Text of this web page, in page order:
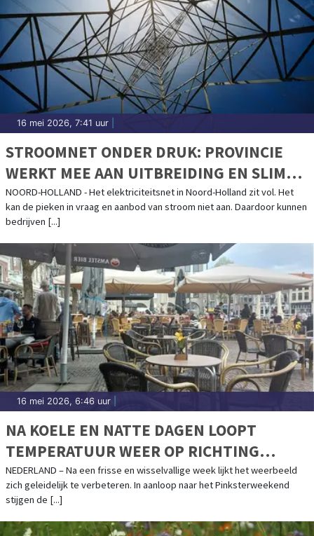
16 mei 2026, 7:41 uur
STROOMNET ONDER DRUK: PROVINCIE
WERKT MEE AAN UITBREIDING EN SLIM
GEBRUIK
NOORD-HOLLAND - Het elektriciteitsnet in Noord-Holland zit vol. Het
kan de pieken in vraag en aanbod van stroom niet aan. Daardoor kunnen
bedrijven [...]
16 mei 2026, 6:46 uur
NA KOELE EN NATTE DAGEN LOOPT
TEMPERATUUR WEER OP RICHTING
ZOMERSE WAARDEN
NEDERLAND – Na een frisse en wisselvallige week lijkt het weerbeeld
zich geleidelijk te verbeteren. In aanloop naar het Pinksterweekend
stijgen de [...]